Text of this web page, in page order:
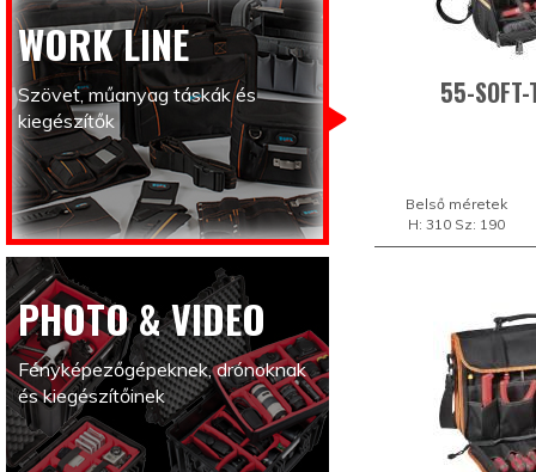
WORK LINE
Szövet, műanyag táskák és
kiegészítők
PHOTO & VIDEO
Fényképezőgépeknek, drónoknak
és kiegészítőinek
55-SOFT-
Belső méretek
H: 310 Sz: 190